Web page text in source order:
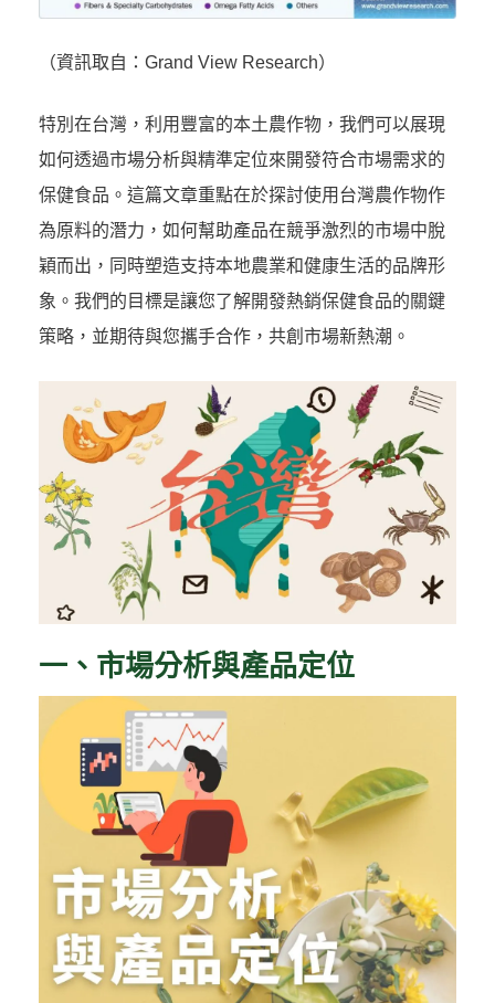
（資訊取自：Grand View Research）
特別在台灣，利用豐富的本土農作物，我們可以展現
如何透過市場分析與精準定位來開發符合市場需求的
保健食品。這篇文章重點在於探討使用台灣農作物作
為原料的潛力，如何幫助產品在競爭激烈的市場中脫
穎而出，同時塑造支持本地農業和健康生活的品牌形
象。我們的目標是讓您了解開發熱銷保健食品的關鍵
策略，並期待與您攜手合作，共創市場新熱潮。
一、市場分析與產品定位